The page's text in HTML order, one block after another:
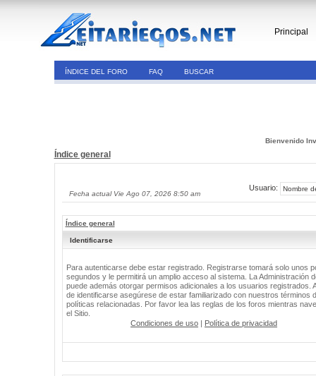
Principal
ÍNDICE DEL FORO FAQ BUSCAR
Bienvenido
Índice general
Fecha actual Vie Ago 07, 2026 8:50 am
Usuario:
Índice general
Identificarse
Para autenticarse debe estar registrado. Registrarse tomará solo unos
segundos y le permitirá un amplio acceso al sistema. La Administración
puede además otorgar permisos adicionales a los usuarios registrados.
de identificarse asegúrese de estar familiarizado con nuestros términos
políticas relacionadas. Por favor lea las reglas de los foros mientras
el Sitio.
Condiciones de uso | Política de privacidad